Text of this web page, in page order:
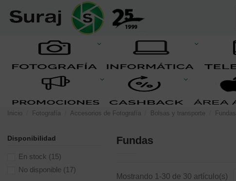
Inicio Fotografía Accesorios de Fotografía Bolsas y transporte Fundas
Fundas
Mostrando 1-30 de 30 artículo(s)
Disponibilidad
En stock (15)
No disponible (17)